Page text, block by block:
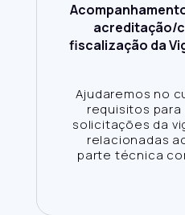
acreditação/
fiscalização da
Ajudaremos no
requisitos
solicitações da
relacionadas
parte técnica